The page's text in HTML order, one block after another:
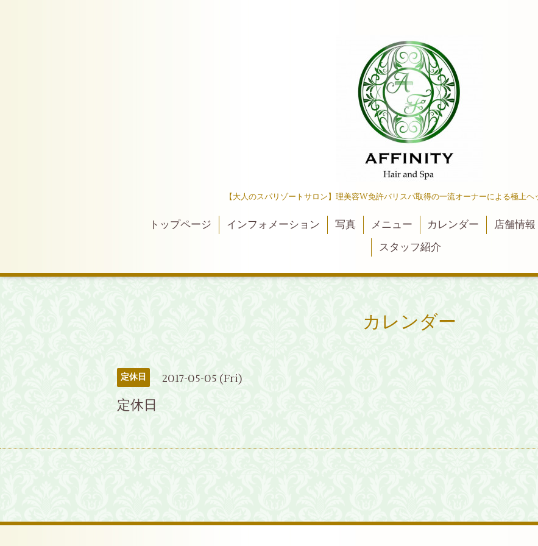
【大人のスパリゾートサロン】理美容W免許バリスパ取得の一流オーナーによる極上ヘ
トップページ インフォメーション 写真 メニュー カレンダー 店舗情報
スタッフ紹介
カレンダー
定休日 2017-05-05 (Fri)
定休日